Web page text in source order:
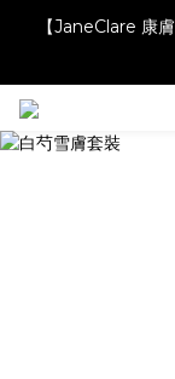
【JaneClare 康
【JaneClare 康
【JaneClare 康